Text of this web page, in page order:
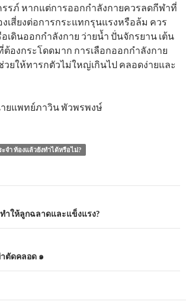
รภ์ หากแต่การออกกำลังกายควรลดกีฬาที่
เสี่ยงต่อการกระแทกรุนแรงหรือล้ม ควร
อเดินออกกำลังกาย ว่ายน้ำ ปั่นจักรยาน เต้น
องกระโดดมาก การเลือกออกกำลังกาย
วยให้ทารกตัวไม่ใหญ่เกินไป คลอดง่ายและ
ยแพทย์ภาวิน พัวพรพงษ์
จำ ท้องแล้วยังทำได้หรือไม่?
ำให้ลูกฉลาดและแข็งแรง?
ตัดคลอด ๑